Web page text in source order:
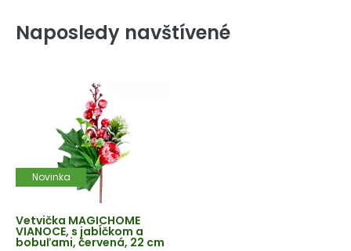
Naposledy navštívené
Novinka
Vetvička MAGICHOME
VIANOCE, s jabĺčkom a
bobuľami, červená, 22 cm